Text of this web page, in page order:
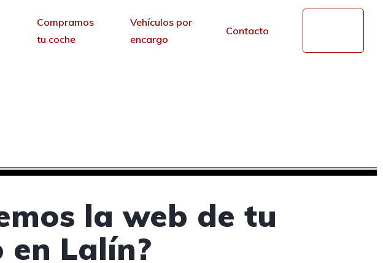
Compramos
tu coche
Vehículos por
encargo
Contacto
la web de tu
en Lalín?